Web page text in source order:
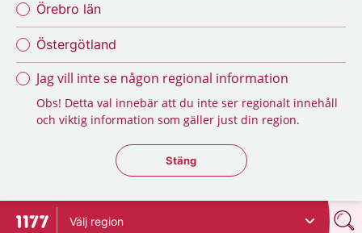
Örebro län
Östergötland
Jag vill inte se någon regional information
Obs! Detta val innebär att du inte ser regionalt innehåll
och viktig information som gäller just din region.
Stäng regionsväljaren
Stäng
Till startsidan för 1177
Välj region